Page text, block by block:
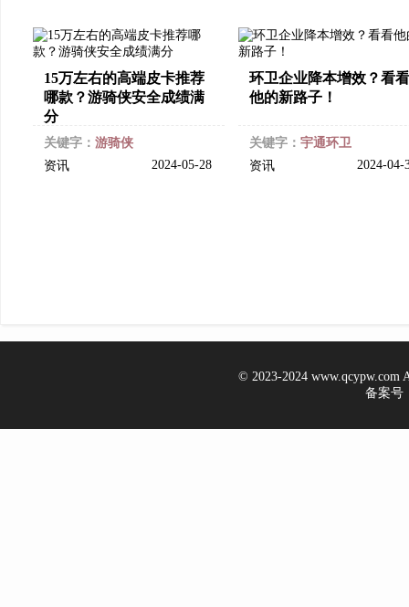
15万左右的高端皮卡推荐
哪款？游骑侠安全成绩满
分
关键字： 游骑侠
资讯
2024-05-28
环卫企业降本增效？看看
他的新路子！
关键字： 宇通环卫
资讯
2024-
© 2023-2024 www.qcypw.com
备案号